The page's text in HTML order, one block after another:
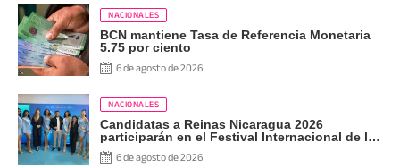
NACIONALES
BCN mantiene Tasa de Referencia Monetaria
5.75 por ciento
6 de agosto de 2026
NACIONALES
Candidatas a Reinas Nicaragua 2026
participarán en el Festival Internacional de las
Artes, Cultura y Gastronomía
6 de agosto de 2026